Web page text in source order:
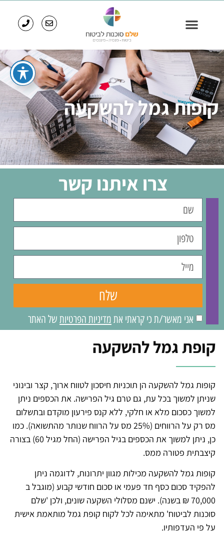
קופות גמל להשקעה
צרו איתנו קשר
אני מאשר/ת כי קראתי את מדיניות הפרטיות של האתר
שלח
קופת גמל להשקעה
קופות גמל להשקעה הן תוכניות חיסכון לטווח ארוך, קצר ובינוני
שניתן למשוך בכל עת, גם טרם גיל הפרישה. את הכספים ניתן
למשוך כסכום מלא או חלקי, ללא קנס פירעון מוקדם ובתשלום
מס רק על הרווחים (25% מס על הרווח שנותר מהתשואה). כמו
כן, ניתן למשוך את הכספים בגיל הפרישה (החל מגיל 60) בצורה
קיצבתית פטורה ממס.
קופות גמל להשקעה מכילות מגוון יתרונות, לדוגמה ניתן
להפקיד סכום כסף חד פעמי או סכום חודשי קבוע (מוגבל ב
70,000 ₪ בשנה). ישנם מסלולי השקעה שונים, ולכן 'שלם
סוכנות לביטוח' מתאימה לכל לקוח קופת גמל מותאמת אישית
על פי העדפותיו.